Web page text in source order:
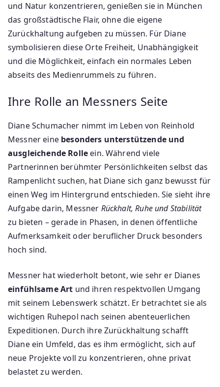
und Natur konzentrieren, genießen sie in München
das großstädtische Flair, ohne die eigene
Zurückhaltung aufgeben zu müssen. Für Diane
symbolisieren diese Orte Freiheit, Unabhängigkeit
und die Möglichkeit, einfach ein normales Leben
abseits des Medienrummels zu führen.
Ihre Rolle an Messners Seite
Diane Schumacher nimmt im Leben von Reinhold
Messner eine besonders unterstützende und
ausgleichende Rolle ein. Während viele
Partnerinnen berühmter Persönlichkeiten selbst das
Rampenlicht suchen, hat Diane sich ganz bewusst für
einen Weg im Hintergrund entschieden. Sie sieht ihre
Aufgabe darin, Messner Rückhalt, Ruhe und Stabilität
zu bieten – gerade in Phasen, in denen öffentliche
Aufmerksamkeit oder beruflicher Druck besonders
hoch sind.
Messner hat wiederholt betont, wie sehr er Dianes
einfühlsame Art und ihren respektvollen Umgang
mit seinem Lebenswerk schätzt. Er betrachtet sie als
wichtigen Ruhepol nach seinen abenteuerlichen
Expeditionen. Durch ihre Zurückhaltung schafft
Diane ein Umfeld, das es ihm ermöglicht, sich auf
neue Projekte voll zu konzentrieren, ohne privat
belastet zu werden.